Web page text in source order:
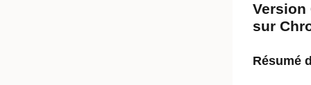
Version
sur
Résumé